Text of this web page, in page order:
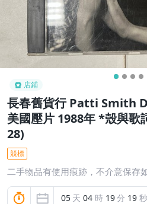
店鋪
長春舊貨行 Patti Smith
美國壓片 1988年 *殼與歌
28)
競標
二手物品有使用痕跡，不介意保存
05 天 04 時 19分 18